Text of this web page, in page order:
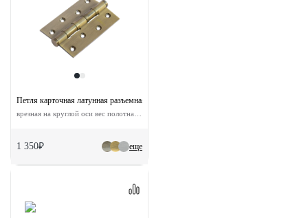
еще
Петля карточная латунная разъемная MBU 100X70X3-4BB AB универсальная
1 350₽